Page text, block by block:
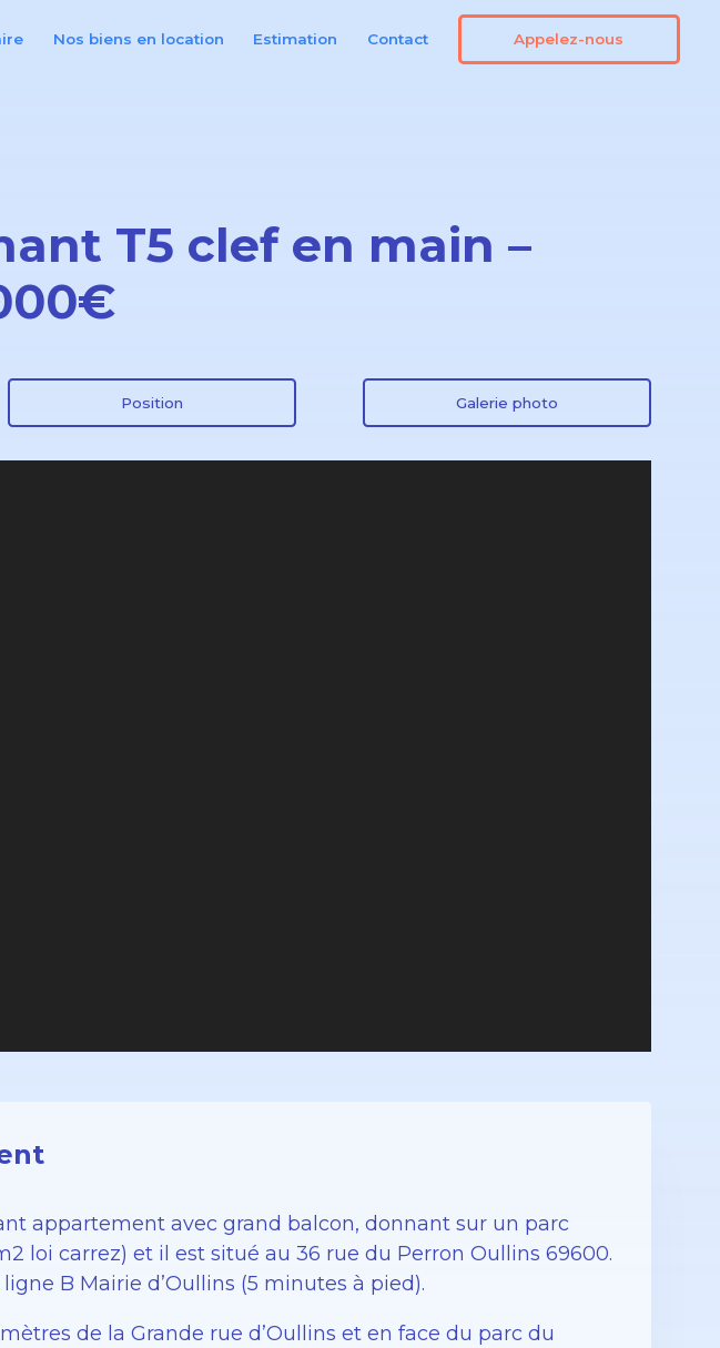
Nos biens en location Estimation Contact Appelez-nous
T5 clef en main –
Position Galerie photo
appartement avec grand balcon, donnant sur un parc
loi carrez) et il est situé au 36 rue du Perron Oullins 69600.
B Mairie d’Oullins (5 minutes à pied).
de la Grande rue d’Oullins et en face du parc du